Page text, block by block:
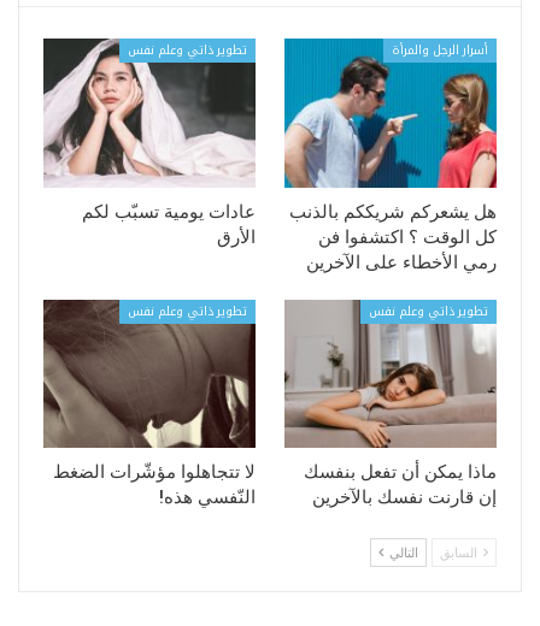
أسرار الرجل والمرأة
هل يشعركم شريككم بالذنب
كل الوقت ؟ اكتشفوا فن
رمي الأخطاء على الآخرين
تطوير ذاتي وعلم نفس
عادات يومية تسبّب لكم
الأرق
تطوير ذاتي وعلم نفس
ماذا يمكن أن تفعل بنفسك
إن قارنت نفسك بالآخرين
تطوير ذاتي وعلم نفس
لا تتجاهلوا مؤشّرات الضغط
النّفسي هذه!
السابق التالي